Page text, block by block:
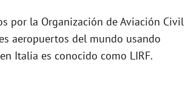
por la Organización de Aviación Civil
aeropuertos del mundo usando
Italia es conocido como LIRF.